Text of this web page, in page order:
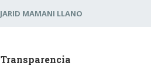
JARID MAMANI LLANO
Transparencia